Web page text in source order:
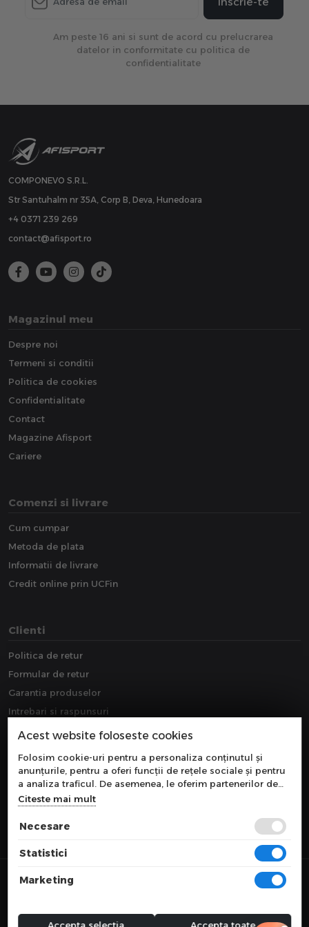
Am peste 16 ani si sunt de acord cu prelucrarea
datelor in conformitate cu politica de
confidentialitate
COMPONEVO S.R.L.
Str Santuhalm nr 35A, Corp B, Deva, Hunedoara
+4 0371 239 269
contact@afisport.ro
Magazinul meu
Despre noi
Termeni si conditii
Politica de cookies
Confidentialitate
Contact
Magazine Afisport
Cariere
Comenzi si livrare
Cum cumpar
Metoda de plata
Informatii de livrare
Credit online prin UCFin
Clienti
Politica de retur
Formular de retur
Garantia produselor
Intrebari si raspunsuri
Downloads
webdesign by
Acest website foloseste cookies
Folosim cookie-uri pentru a personaliza conținutul și
anunțurile, pentru a oferi funcții de rețele sociale și pentru
a analiza traficul. De asemenea, le oferim partenerilor de
rețele sociale, de publicitate și de analize informații cu
privire la modul în care folosiți site-ul nostru. Aceștia le
pot combina cu alte informații oferite de dvs. sau culese în
Citeste mai mult
Necesare
Statistici
Marketing